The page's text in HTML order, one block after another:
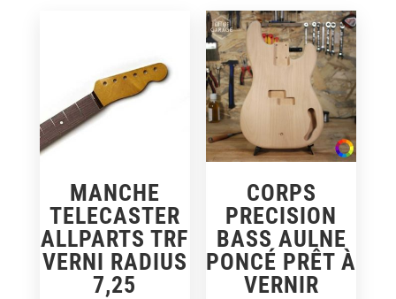
MANCHE
TELECASTER
ALLPARTS TRF
VERNI RADIUS
7,25
CORPS
PRECISION
BASS AULNE
PONCÉ PRÊT À
VERNIR